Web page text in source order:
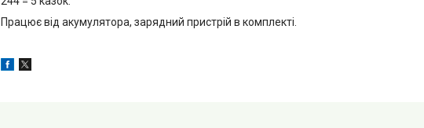
Працює від акумулятора, зарядний пристрій в комплекті.